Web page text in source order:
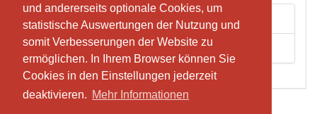
und andererseits optionale Cookies, um
statistische Auswertungen der Nutzung und
somit Verbesserungen der Website zu
ermöglichen. In Ihrem Browser können Sie
Cookies in den Einstellungen jederzeit
deaktivieren. Mehr Informationen
und andererseits optionale Cookies, um
statistische Auswertungen der Nutzung und
somit Verbesserungen der Website zu
ermöglichen. In Ihrem Browser können Sie
Cookies in den Einstellungen jederzeit
deaktivieren. Mehr Informationen
Studiomiete
Studiomiete - Abend